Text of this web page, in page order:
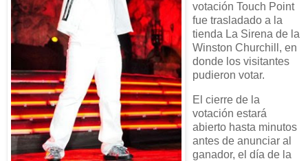
votación Touch Point
fue trasladado a la
tienda La Sirena de la
Winston Churchill, en
donde los visitantes
pudieron votar.
El cierre de la
votación estará
abierto hasta minutos
antes de anunciar al
ganador, el día de la